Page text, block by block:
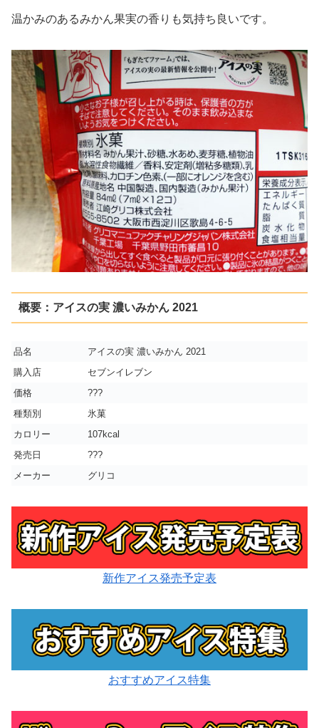
温かみのあるみかん果実の香りも気持ち良いです。
概要：アイスの実 濃いみかん 2021
品名
アイスの実 濃いみかん 2021
購入店
セブンイレブン
価格
???
種類別
氷菓
カロリー
107kcal
発売日
???
メーカー
グリコ
新作アイス発売予定表
おすすめアイス特集